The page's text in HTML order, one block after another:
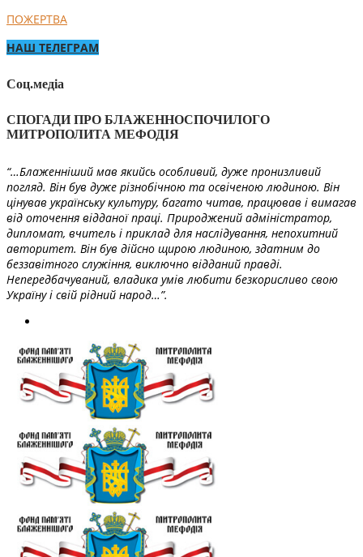
ПОЖЕРТВА
НАШ ТЕЛЕГРАМ
Соц.медіа
СПОГАДИ ПРО БЛАЖЕННОСПОЧИЛОГО
МИТРОПОЛИТА МЕФОДІЯ
“…Блаженніший мав якийсь особливий, дуже пронизливий
погляд. Він був дуже різнобічною та освіченою людиною. Він
цінував українську культуру, багато читав, працював і вимагав
від оточення відданої праці. Природжений адміністратор,
дипломат, вчитель і приклад для наслідування, непохитний
авторитет. Він був дійсно щирою людиною, здатним до
беззавітного служіння, виключно відданий правді.
Непередбачуваний, владика умів любити безкорисливо свою
Україну і свій рідний народ…”.